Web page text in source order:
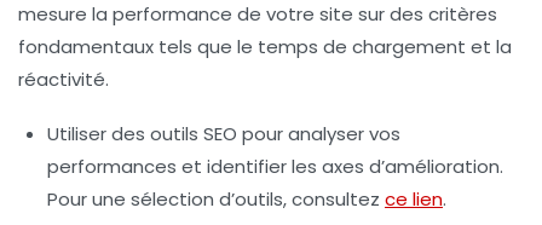
mesure la performance de votre site sur des critères
fondamentaux tels que le temps de chargement et la
réactivité.
Utiliser des outils SEO pour analyser vos
performances et identifier les axes d’amélioration.
Pour une sélection d’outils, consultez ce lien.